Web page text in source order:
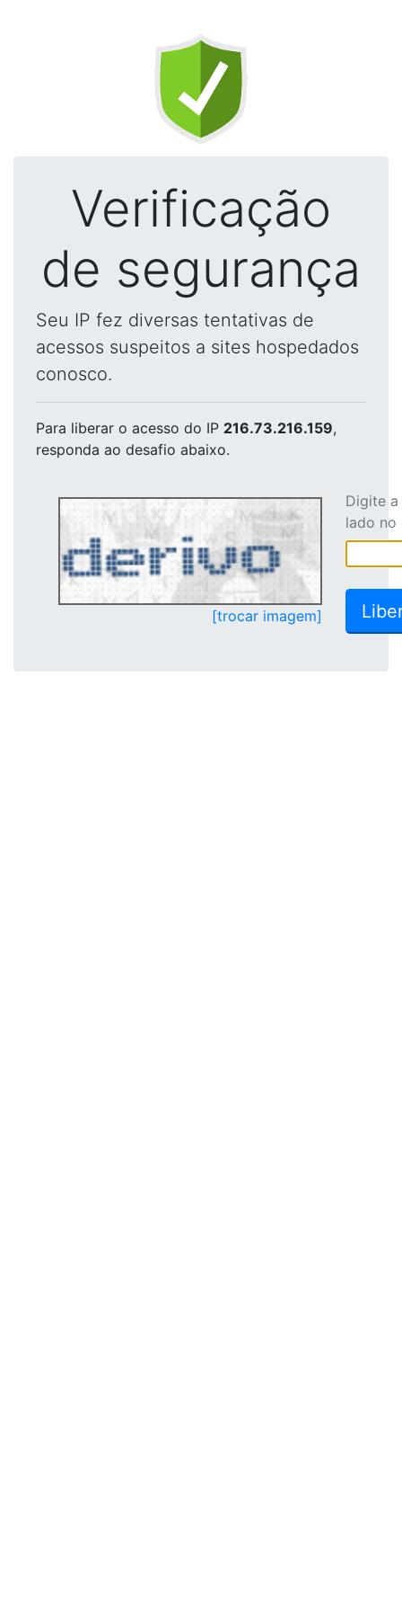
Verificação
de segurança
Seu IP fez diversas tentativas de
acessos suspeitos a sites hospedados
conosco.
Para liberar o acesso do IP 216.73.216.159,
responda ao desafio abaixo.
[trocar imagem]
Digite
lado no